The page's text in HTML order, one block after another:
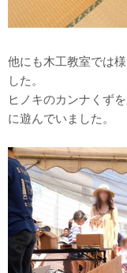
他にも木工教室では
した。
ヒノキのカンナくず
に遊んでいました。